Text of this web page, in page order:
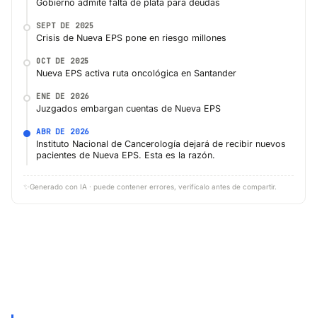
Gobierno admite falta de plata para deudas
SEPT DE 2025
Crisis de Nueva EPS pone en riesgo millones
OCT DE 2025
Nueva EPS activa ruta oncológica en Santander
ENE DE 2026
Juzgados embargan cuentas de Nueva EPS
ABR DE 2026
Instituto Nacional de Cancerología dejará de recibir nuevos
pacientes de Nueva EPS. Esta es la razón.
✨ Generado con IA · puede contener errores, verifícalo antes de compartir.